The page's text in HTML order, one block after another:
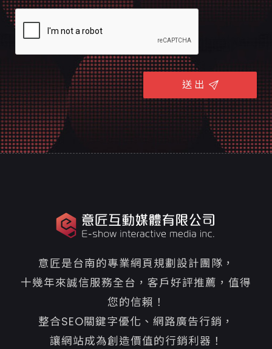
送 出
意匠是台南的專業網頁規劃設計團隊，
十幾年來誠信服務全台，客戶好評推薦，值得
您的信賴！
整合SEO關鍵字優化、網路廣告行銷，
讓網站成為創造價值的行銷利器！